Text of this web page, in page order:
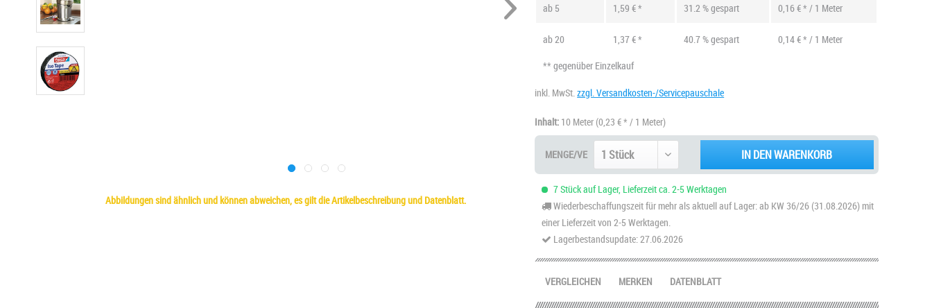
Abbildungen sind ähnlich und können abweichen, es gilt die Artikelbeschreibung und Datenblatt.
ab 5 1,59 € * 31.2 % gespart 0,16 € * / 1 Meter
ab20 1,37 € * 40.7 % gespart
0,14 € * / 1 Meter
** gegenüber Einzelkauf
inkl. MwSt.zzgl. Versandkosten-/Servicepauschale
Inhalt: 10 Meter (0,23 € * / 1 Meter)
MENGE/VE IN DEN WARENKORB
7 Stück auf Lager, Lieferzeit ca. 2-5 Werktagen
Wiederbeschaffungszeit für mehr als aktuell auf Lager: ab KW 36/26 (31.08.2026) mit
einer Lieferzeit von 2-5 Werktagen.
Lagerbestandsupdate: 27.06.2026
DATENBLATT
VERGLEICHEN MERKEN